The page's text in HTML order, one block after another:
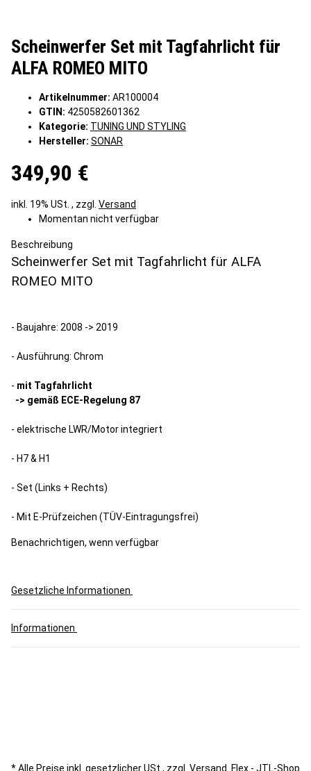
Scheinwerfer Set mit Tagfahrlicht für
ALFA ROMEO MITO
Artikelnummer: AR100004
GTIN: 4250582601362
Kategorie: TUNING UND STYLING
Hersteller: SONAR
349,90 €
inkl. 19% USt. , zzgl. Versand
Momentan nicht verfügbar
Beschreibung
Scheinwerfer Set mit Tagfahrlicht für ALFA
ROMEO MITO
- Baujahre: 2008 -> 2019
- Ausführung: Chrom
- mit Tagfahrlicht
-> gemäß ECE-Regelung 87
- elektrische LWR/Motor integriert
- H7 & H1
- Set (Links + Rechts)
- Mit E-Prüfzeichen (TÜV-Eintragungsfrei)
Benachrichtigen, wenn verfügbar
Gesetzliche Informationen
Informationen
* Alle Preise inkl. gesetzlicher USt., zzgl. Versand Flex - JTL-Shop